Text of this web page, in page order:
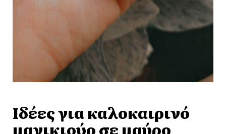
Ιδέες για καλοκαιρινό
μανικιούρ σε μαύρο